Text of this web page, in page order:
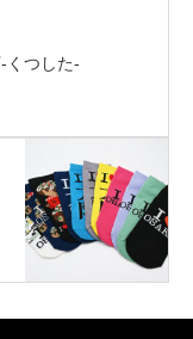
くつした-